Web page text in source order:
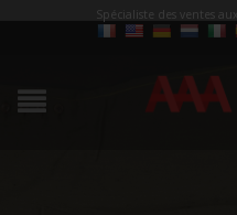
Spécialiste des ventes